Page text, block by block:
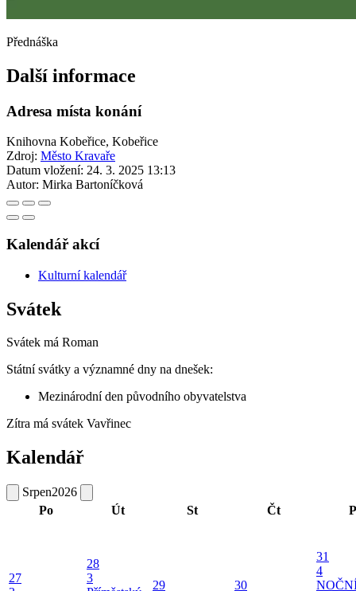
Přednáška
Další informace
Adresa místa konání
Knihovna Kobeřice, Kobeřice
Zdroj: Město Kravaře
Datum vložení: 24. 3. 2025 13:13
Autor: Mirka Bartoníčková
Kalendář akcí
Kulturní kalendář
Svátek
Svátek má Roman
Státní svátky a významné dny na dnešek:
Mezinárodní den původního obyvatelstva
Zítra má svátek Vavřinec
Kalendář
Srpen2026
Po
Út St Čt
27
28
3
29
30
31
4